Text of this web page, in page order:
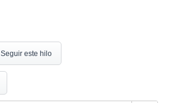
Seguir este hilo